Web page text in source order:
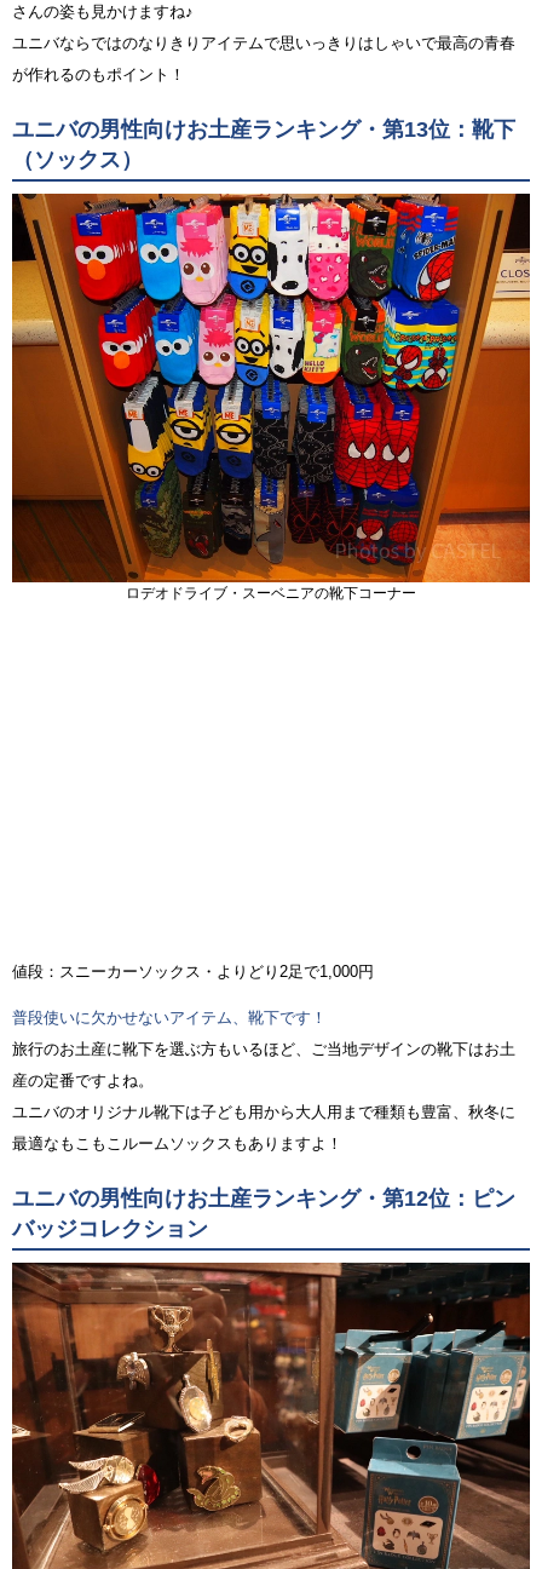
さんの姿も見かけますね♪
ユニバならではのなりきりアイテムで思いっきりはしゃいで最高の青春
が作れるのもポイント！
ユニバの男性向けお土産ランキング・第13位：靴下
（ソックス）
ロデオドライブ・スーベニアの靴下コーナー
値段：スニーカーソックス・よりどり2足で1,000円
普段使いに欠かせないアイテム、靴下です！
旅行のお土産に靴下を選ぶ方もいるほど、ご当地デザインの靴下はお土
産の定番ですよね。
ユニバのオリジナル靴下は子ども用から大人用まで種類も豊富、秋冬に
最適なもこもこルームソックスもありますよ！
ユニバの男性向けお土産ランキング・第12位：ピン
バッジコレクション